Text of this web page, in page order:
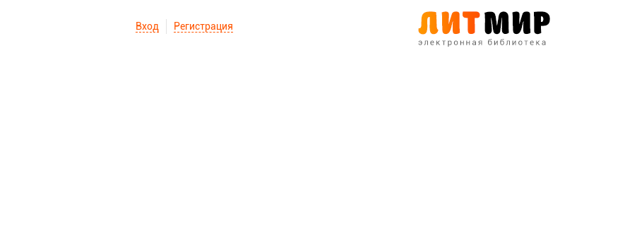
Вход Регистрация